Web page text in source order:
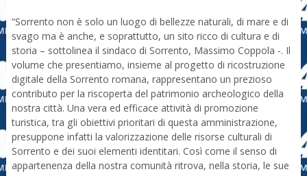
“Sorrento non è solo un luogo di bellezze naturali, di mare e di
svago ma è anche, e soprattutto, un sito ricco di cultura e di
storia – sottolinea il sindaco di Sorrento, Massimo Coppola -. Il
volume che presentiamo, insieme al progetto di ricostruzione
digitale della Sorrento romana, rappresentano un prezioso
contributo per la riscoperta del patrimonio archeologico della
nostra città. Una vera ed efficace attività di promozione
turistica, tra gli obiettivi prioritari di questa amministrazione,
presuppone infatti la valorizzazione delle risorse culturali di
Sorrento e dei suoi elementi identitari. Così come il senso di
appartenenza della nostra comunità ritrova, nella storia, le sue